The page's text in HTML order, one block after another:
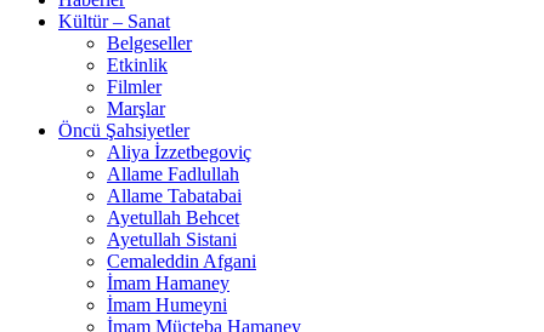
Kültür – Sanat
Belgeseller
Etkinlik
Filmler
Marşlar
Öncü Şahsiyetler
Aliya İzzetbegoviç
Allame Fadlullah
Allame Tabatabai
Ayetullah Behcet
Ayetullah Sistani
Cemaleddin Afgani
İmam Hamaney
İmam Humeyni
İmam Mücteba Hamaney